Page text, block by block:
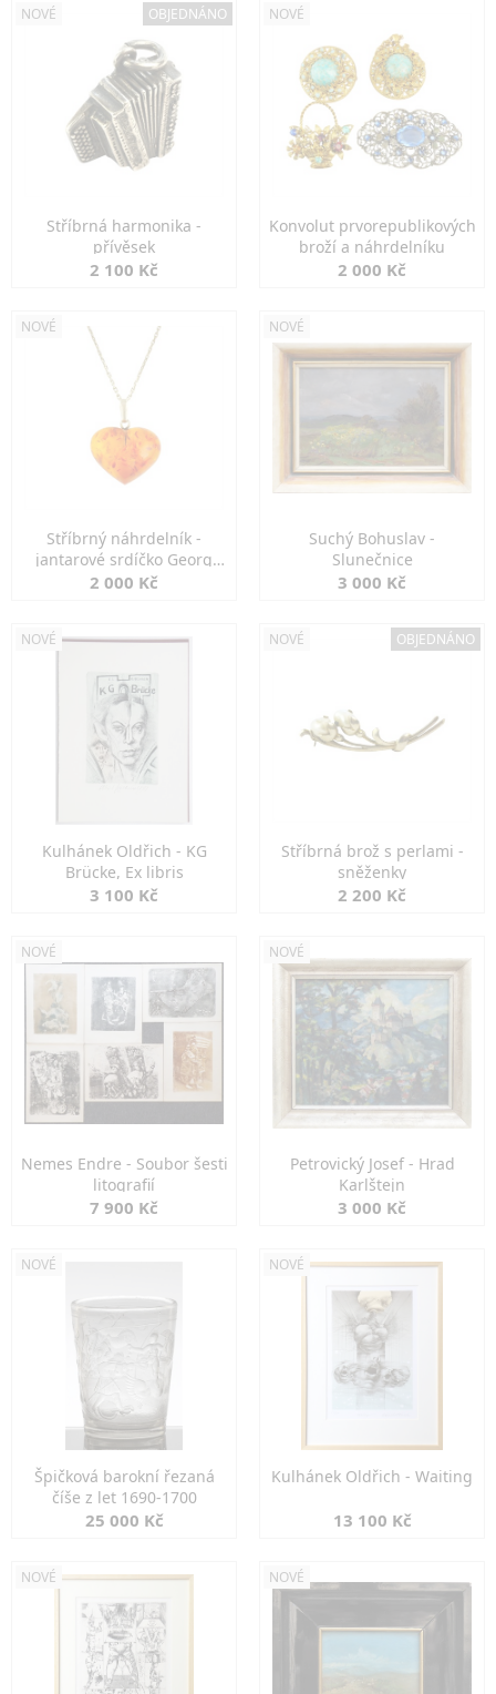
NOVÉ OBJEDNÁNO
Stříbrná harmonika -
přívěsek
2 100 Kč
NOVÉ
Konvolut prvorepublikových
broží a náhrdelníku
2 000 Kč
NOVÉ
Stříbrný náhrdelník -
jantarové srdíčko Georg
Kramer
2 000 Kč
NOVÉ
Suchý Bohuslav -
Slunečnice
3 000 Kč
NOVÉ
Kulhánek Oldřich - KG
Brücke, Ex libris
3 100 Kč
NOVÉ OBJEDNÁNO
Stříbrná brož s perlami -
sněženky
2 200 Kč
NOVÉ
Nemes Endre - Soubor šesti
litografií
7 900 Kč
NOVÉ
Petrovický Josef - Hrad
Karlštejn
3 000 Kč
NOVÉ
Špičková barokní řezaná
číše z let 1690-1700
25 000 Kč
NOVÉ
Kulhánek Oldřich - Waiting
13 100 Kč
NOVÉ NOVÉ